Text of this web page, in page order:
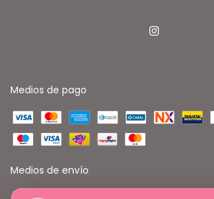
Medios de pago
Medios de envío